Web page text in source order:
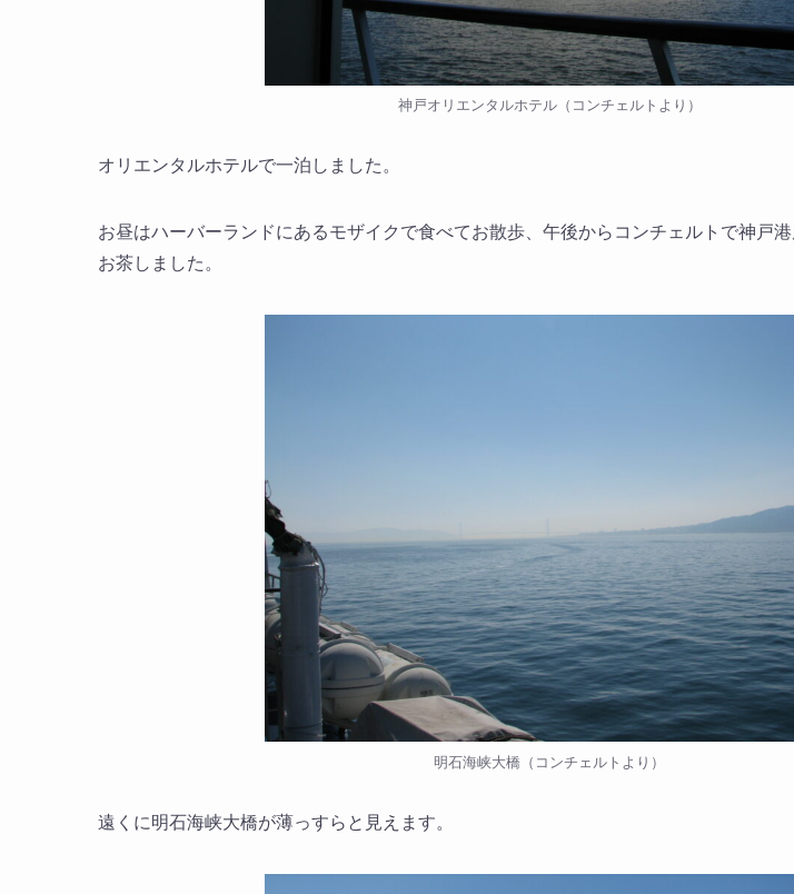
神戸オリエンタルホテル（コンチェルトより）
オリエンタルホテルで一泊しました。
お昼はハーバーランドにあるモザイクで食べてお散歩、午後からコンチェルトで神戸
お茶しました。
明石海峡大橋（コンチェルトより）
遠くに明石海峡大橋が薄っすらと見えます。